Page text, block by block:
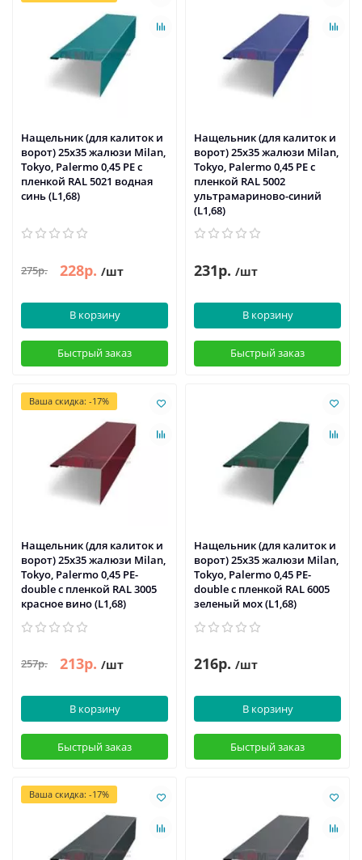
Нащельник (для калиток и
ворот) 25х35 жалюзи Milan,
Tokyo, Palermo 0,45 PE с
пленкой RAL 5021 водная
синь (L1,68)
275р. 228р. /шт
В корзину
Быстрый заказ
Нащельник (для калиток и
ворот) 25х35 жалюзи Milan,
Tokyo, Palermo 0,45 PE с
пленкой RAL 5002
ультрамариново-синий
(L1,68)
231р. /шт
В корзину
Быстрый заказ
Ваша скидка: -17%
Нащельник (для калиток и
ворот) 25х35 жалюзи Milan,
Tokyo, Palermo 0,45 PE-
double с пленкой RAL 3005
красное вино (L1,68)
257р. 213р. /шт
В корзину
Быстрый заказ
Нащельник (для калиток и
ворот) 25х35 жалюзи Milan,
Tokyo, Palermo 0,45 PE-
double с пленкой RAL 6005
зеленый мох (L1,68)
216р. /шт
В корзину
Быстрый заказ
Ваша скидка: -17%